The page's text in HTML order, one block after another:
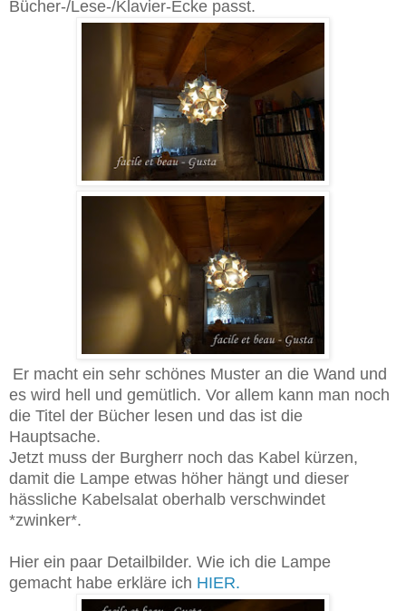
Bücher-/Lese-/Klavier-Ecke passt.
Er macht ein sehr schönes Muster an die Wand und
es wird hell und gemütlich. Vor allem kann man noch
die Titel der Bücher lesen und das ist die
Hauptsache.
Jetzt muss der Burgherr noch das Kabel kürzen,
damit die Lampe etwas höher hängt und dieser
hässliche Kabelsalat oberhalb verschwindet
*zwinker*.
Hier ein paar Detailbilder. Wie ich die Lampe
gemacht habe erkläre ich HIER.